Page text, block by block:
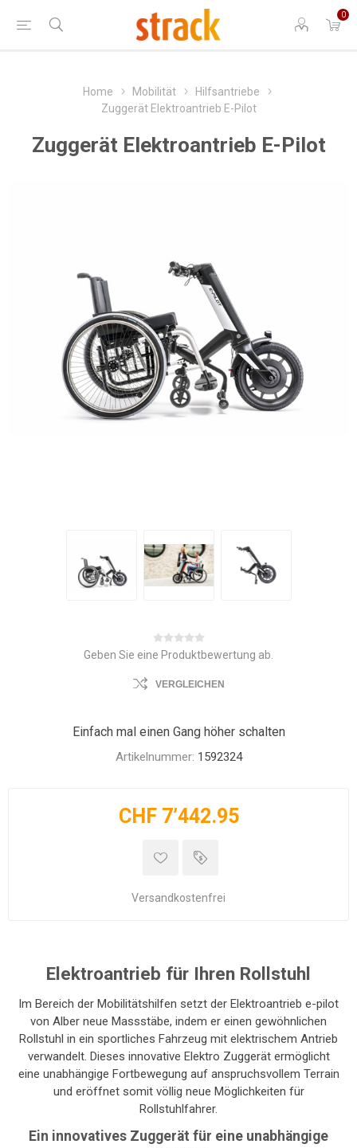
0
Home Mobilität
Hilfsantriebe
Zuggerät Elektroantrieb E-Pilot
Zuggerät Elektroantrieb E-Pilot
Geben Sie eine Produktbewertung ab.
VERGLEICHEN
Einfach mal einen Gang höher schalten
Artikelnummer: 1592324
CHF 7’442.95
Versandkostenfrei
Elektroantrieb für Ihren Rollstuhl
Im Bereich der Mobilitätshilfen setzt der Elektroantrieb e-pilot
von Alber neue Massstäbe, indem er einen gewöhnlichen
Rollstuhl in ein sportliches Fahrzeug mit elektrischem Antrieb
verwandelt. Dieses innovative Elektro Zuggerät ermöglicht
eine unabhängige Fortbewegung auf anspruchsvollem Terrain
und eröffnet somit völlig neue Möglichkeiten für
Rollstuhlfahrer.
Ein innovatives Zuggerät für eine unabhängige